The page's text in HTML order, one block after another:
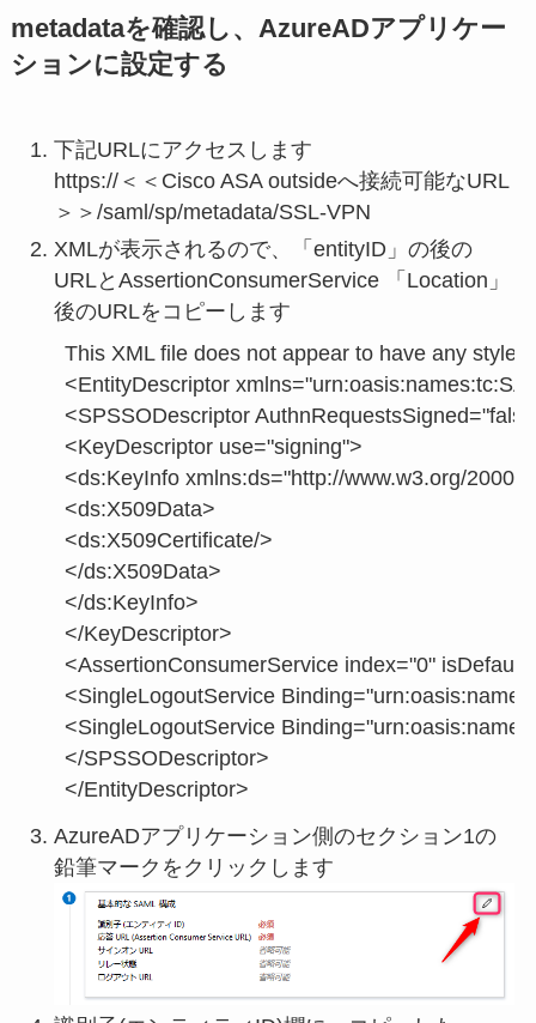
metadataを確認し、AzureADアプリケー
ションに設定する
下記URLにアクセスします
https://＜＜Cisco ASA outsideへ接続可能なURL
＞＞/saml/sp/metadata/SSL-VPN
XMLが表示されるので、「entityID」の後の
URLとAssertionConsumerService 「Location」
後のURLをコピーします
This XML file does not appear to have any style
<EntityDescriptor
<SPSSODescriptor
<KeyDescriptor use="signing">
<ds:KeyInfo xmlns:ds="http://www.w3.org/2000/
<ds:X509Data>
<ds:X509Certificate/>
</ds:X509Data>
</ds:KeyInfo>
</KeyDescriptor>
<AssertionConsumerService index="0"
<SingleLogoutService
<SingleLogoutService
</SPSSODescriptor>
</EntityDescriptor>
AzureADアプリケーション側のセクション1の
鉛筆マークをクリックします